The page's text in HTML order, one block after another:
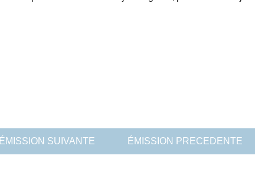
ÉMISSION SUIVANTE ÉMISSION PRECEDENTE